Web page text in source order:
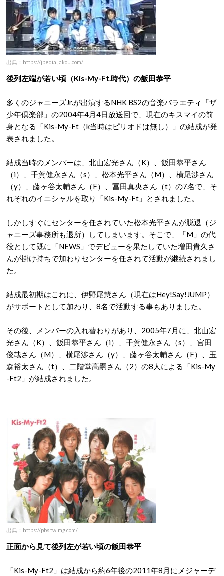
出典：https://jpedia.jakou.com/
後列左端が若い頃（Kis-My-Ft.時代）の飯田恭平
多くのジャニーズJr.が出演するNHK BS2の音楽バラエティ「ザ
少年倶楽部」の2004年4月4日放送回で、現在のキスマイの前
身となる「Kis-My-Ft（k当時はピリオドは無し）」の結成が発
表されました。
結成当時のメンバーは、北山宏光さん（K）、飯田恭平さん
（i）、千賀健永さん（s）、松本光平さん（M）、横尾渉さん
（y）、藤ヶ谷太輔さん（F）、冨田真央さん（t）の7名で、そ
れぞれのイニシャルを取り「Kis-My-Ft」とされました。
しかしすぐにセンターを任されていた松本光平さんが脱退（ジ
ャニーズ事務所も退所）してしまいます。そこで、「M」の代
役として既に「NEWS」でデビューを果たしていた増田貴久さ
んが掛け持ちで加わりセンターを任されて活動が継続されまし
た。
結成最初期はこれに、伊野尾慧さん（現在はHey!Say!JUMP）
がサポートとして加わり、8名で活動する事もありました。
その後、メンバーの入れ替わりがあり、2005年7月に、北山宏
光さん（K）、飯田恭平さん（i）、千賀健永さん（s）、宮田
俊哉さん（M）、横尾渉さん（y）、藤ヶ谷太輔さん（F）、玉
森裕太さん（t）、二階堂高嗣さん（2）の8人による「Kis-My
-Ft2」が結成されました。
出典：https://pbs.twimg.com/
正面から見て後列左が若い頃の飯田恭平
「Kis-My-Ft2」は結成から約6年後の2011年8月にメジャーデ